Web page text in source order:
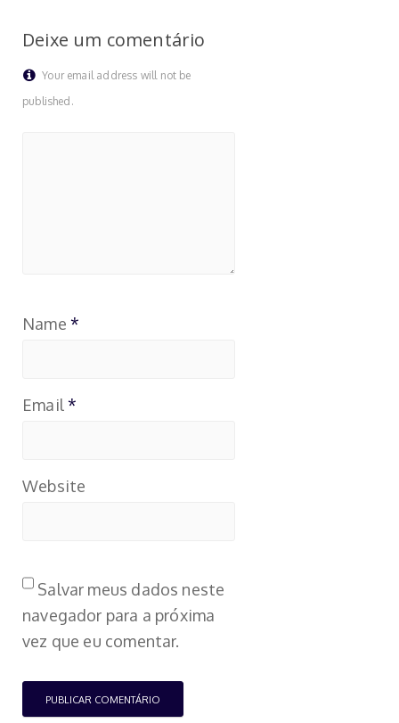
Deixe um comentário
Your email address will not be
published.
Name *
Email*
Website
Salvar meus dados neste
navegador para a próxima
vez que eu comentar.